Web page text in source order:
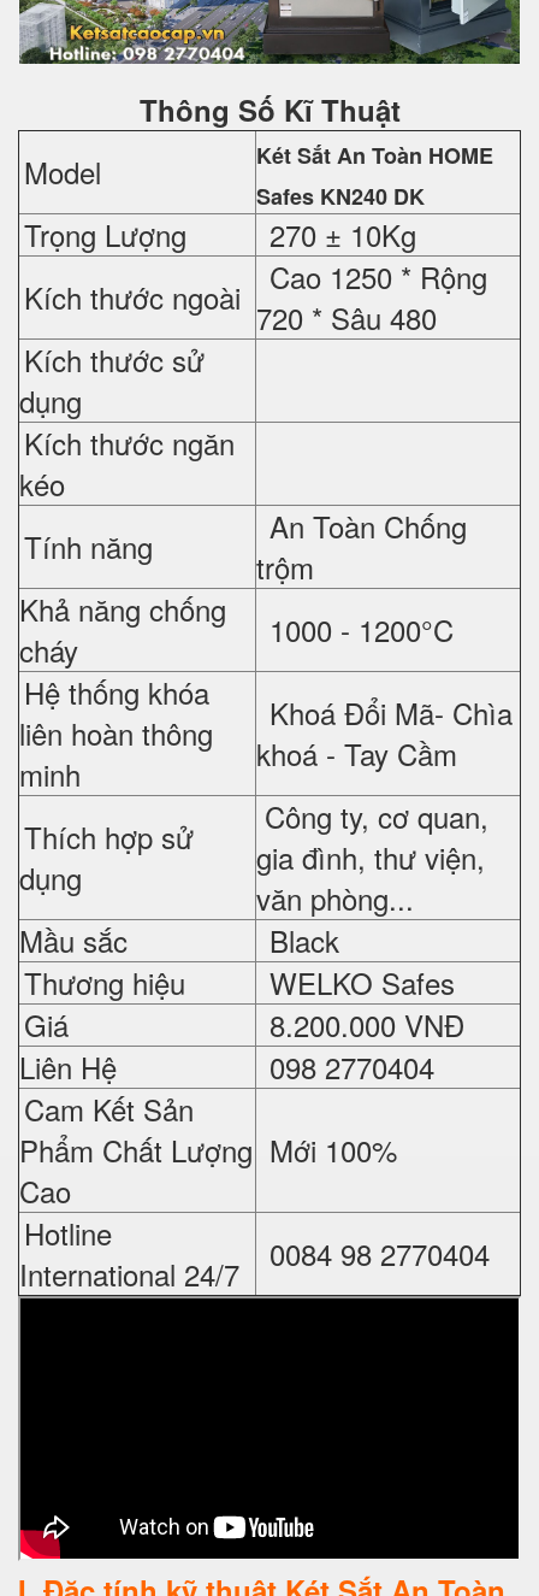
Thông Số Kĩ Thuật
Model
Két Sắt An Toàn HOME
Safes KN240 DK
Trọng Lượng
270 ± 10Kg
Kích thước ngoài
Cao 1250 * Rộng
720 * Sâu 480
Kích thước sử
dụng
Kích thước ngăn
kéo
Tính năng
An Toàn Chống
trộm
Khả năng chống
cháy
1000 - 1200°C
Hệ thống khóa
liên hoàn thông
minh
Khoá Đổi Mã- Chìa
khoá - Tay Cầm
Thích hợp sử
dụng
Công ty, cơ quan,
gia đình, thư viện,
văn phòng...
Mầu sắc
Black
Thương hiệu
WELKO Safes
Giá
8.200.000 VNĐ
Liên Hệ
098 2770404
Cam Kết Sản
Phẩm Chất Lượng
Cao
Mới 100%
Hotline
International 24/7
0084 98 2770404